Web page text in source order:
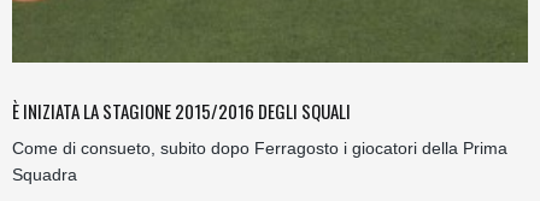
È INIZIATA LA STAGIONE 2015/2016 DEGLI SQUALI
Come di consueto, subito dopo Ferragosto i giocatori della Prima
Squadra